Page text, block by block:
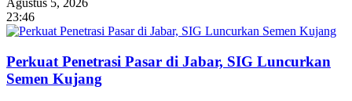
Agustus 5, 2026
23:46
Perkuat Penetrasi Pasar di Jabar, SIG Luncurkan
Semen Kujang